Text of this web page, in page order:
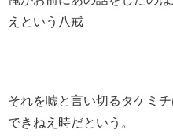
えという八戒
それを嘘と言い切るタケミ
できねえ時だという。